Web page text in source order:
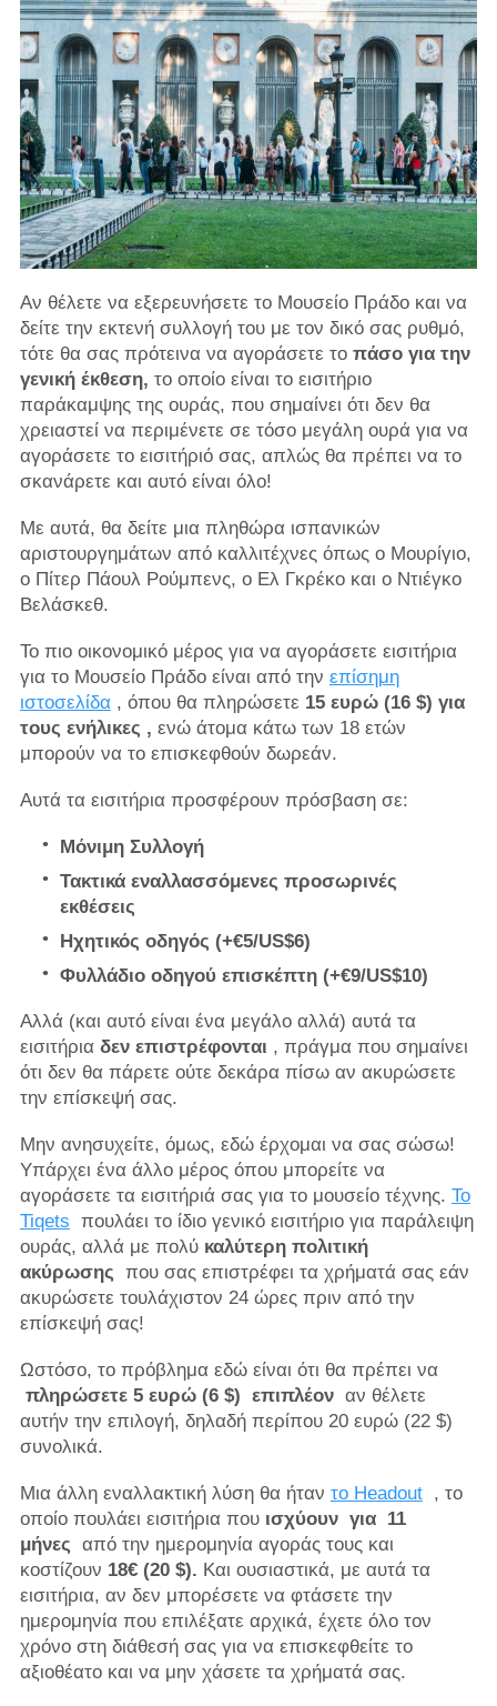
Αν θέλετε να εξερευνήσετε το Μουσείο Πράδο και να
δείτε την εκτενή συλλογή του με τον δικό σας ρυθμό,
τότε θα σας πρότεινα να αγοράσετε το πάσο για την
γενική έκθεση, το οποίο είναι το εισιτήριο
παράκαμψης της ουράς, που σημαίνει ότι δεν θα
χρειαστεί να περιμένετε σε τόσο μεγάλη ουρά για να
αγοράσετε το εισιτήριό σας, απλώς θα πρέπει να το
σκανάρετε και αυτό είναι όλο!
Με αυτά, θα δείτε μια πληθώρα ισπανικών
αριστουργημάτων από καλλιτέχνες όπως ο Μουρίγιο,
ο Πίτερ Πάουλ Ρούμπενς, ο Ελ Γκρέκο και ο Ντιέγκο
Βελάσκεθ.
Το πιο οικονομικό μέρος για να αγοράσετε εισιτήρια
για το Μουσείο Πράδο είναι από την επίσημη
ιστοσελίδα, όπου θα πληρώσετε 15 ευρώ (16 $) για
τους ενήλικες , ενώ άτομα κάτω των 18 ετών
μπορούν να το επισκεφθούν δωρεάν.
Αυτά τα εισιτήρια προσφέρουν πρόσβαση σε:
Μόνιμη Συλλογή
Τακτικά εναλλασσόμενες προσωρινές
εκθέσεις
Ηχητικός οδηγός (+€5/US$6)
Φυλλάδιο οδηγού επισκέπτη (+€9/US$10)
Αλλά (και αυτό είναι ένα μεγάλο αλλά) αυτά τα
εισιτήρια δεν επιστρέφονται , πράγμα που σημαίνει
ότι δεν θα πάρετε ούτε δεκάρα πίσω αν ακυρώσετε
την επίσκεψή σας.
Μην ανησυχείτε, όμως, εδώ έρχομαι να σας σώσω!
Υπάρχει ένα άλλο μέρος όπου μπορείτε να
αγοράσετε τα εισιτήριά σας για το μουσείο τέχνης. Το
Tiqets πουλάει το ίδιο γενικό εισιτήριο για παράλειψη
ουράς, αλλά με πολύ καλύτερη πολιτική
ακύρωσης που σας επιστρέφει τα χρήματά σας εάν
ακυρώσετε τουλάχιστον 24 ώρες πριν από την
επίσκεψή σας!
Ωστόσο, το πρόβλημα εδώ είναι ότι θα πρέπει να
πληρώσετε 5 ευρώ (6 $) επιπλέοναν θέλετε
αυτήν την επιλογή, δηλαδή περίπου 20 ευρώ (22 $)
συνολικά.
Μια άλλη εναλλακτική λύση θα ήταν το Headout, το
οποίο πουλάει εισιτήρια που ισχύουν για 11
μήνες από την ημερομηνία αγοράς τους και
κοστίζουν 18€ (20 $). Και ουσιαστικά, με αυτά τα
εισιτήρια, αν δεν μπορέσετε να φτάσετε την
ημερομηνία που επιλέξατε αρχικά, έχετε όλο τον
χρόνο στη διάθεσή σας για να επισκεφθείτε το
αξιοθέατο και να μην χάσετε τα χρήματά σας.